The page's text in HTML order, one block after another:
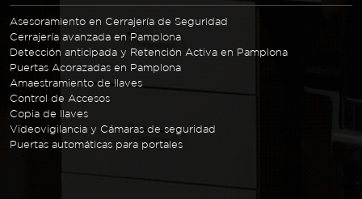
Asesoramiento en Cerrajería de Seguridad
Cerrajería avanzada en Pamplona
Detección anticipada y Retención Activa en Pamplona
Puertas Acorazadas en Pamplona
Amaestramiento de llaves
Control de Accesos
Copia de llaves
Videovigilancia y Cámaras de seguridad
Puertas automáticas para portales